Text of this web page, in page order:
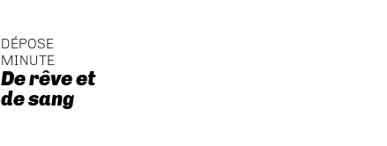
DÉPOSE
MINUTE
De rêve et
de sang